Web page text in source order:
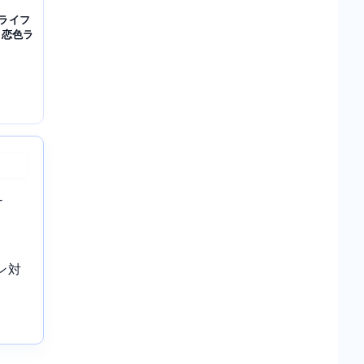
イフ
色ラ
対